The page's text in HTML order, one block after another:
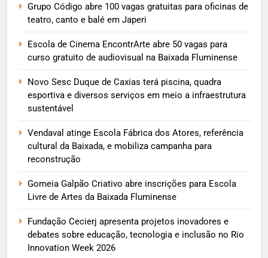
Grupo Código abre 100 vagas gratuitas para oficinas de
teatro, canto e balé em Japeri
Escola de Cinema EncontrArte abre 50 vagas para
curso gratuito de audiovisual na Baixada Fluminense
Novo Sesc Duque de Caxias terá piscina, quadra
esportiva e diversos serviços em meio a infraestrutura
sustentável
Vendaval atinge Escola Fábrica dos Atores, referência
cultural da Baixada, e mobiliza campanha para
reconstrução
Gomeia Galpão Criativo abre inscrições para Escola
Livre de Artes da Baixada Fluminense
Fundação Cecierj apresenta projetos inovadores e
debates sobre educação, tecnologia e inclusão no Rio
Innovation Week 2026